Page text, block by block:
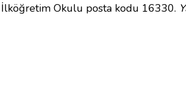
Okulu posta kodu 16330.